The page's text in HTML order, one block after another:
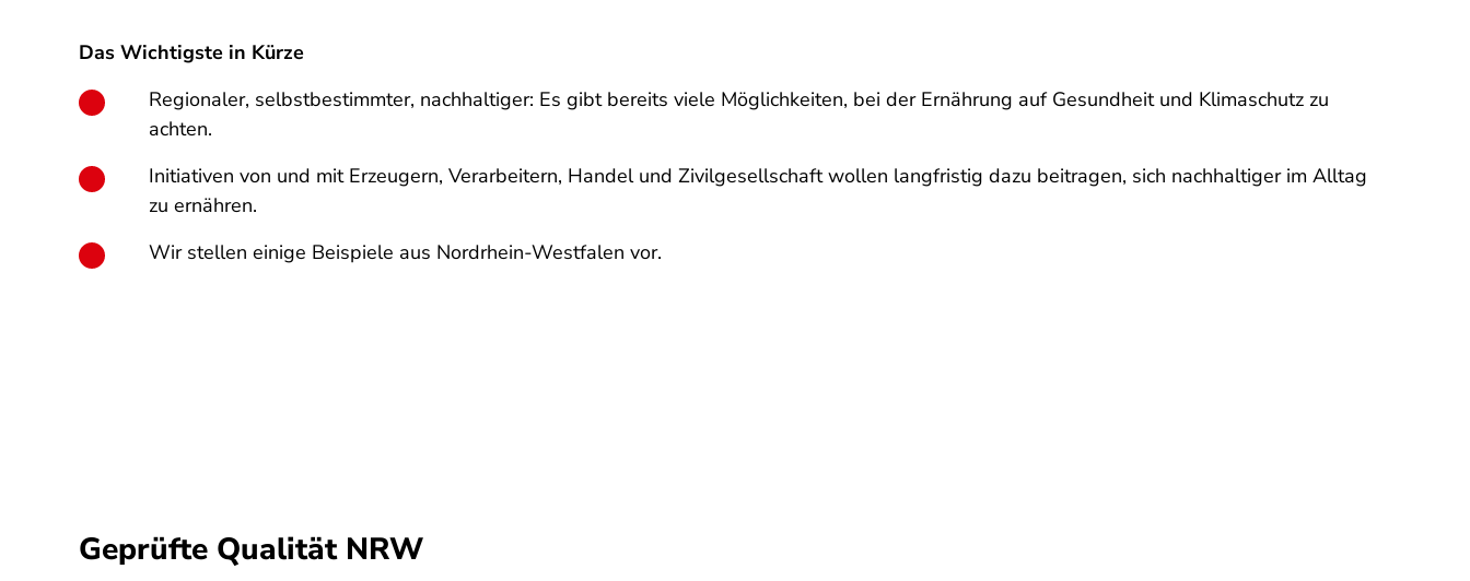
Das Wichtigste in Kürze
Regionaler, selbstbestimmter, nachhaltiger: Es gibt bereits viele Möglichkeiten, bei der Ernährung auf Gesundheit und Klimaschutz zu
achten.
Initiativen von und mit Erzeugern, Verarbeitern, Handel und Zivilgesellschaft wollen langfristig dazu beitragen, sich nachhaltiger im Alltag
zu ernähren.
Wir stellen einige Beispiele aus Nordrhein-Westfalen vor.
Geprüfte Qualität NRW